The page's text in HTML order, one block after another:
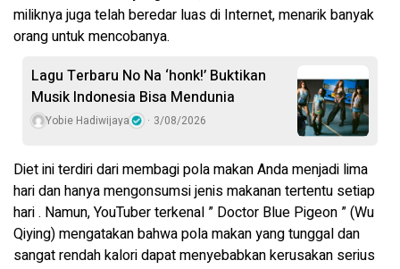
miliknya juga telah beredar luas di Internet, menarik banyak
orang untuk mencobanya.
Lagu Terbaru No Na ‘honk!’ Buktikan
Musik Indonesia Bisa Mendunia
Yobie Hadiwijaya 3/08/2026
Diet ini terdiri dari membagi pola makan Anda menjadi lima
hari dan hanya mengonsumsi jenis makanan tertentu setiap
hari . Namun, YouTuber terkenal ” Doctor Blue Pigeon ” (Wu
Qiying) mengatakan bahwa pola makan yang tunggal dan
sangat rendah kalori dapat menyebabkan kerusakan serius